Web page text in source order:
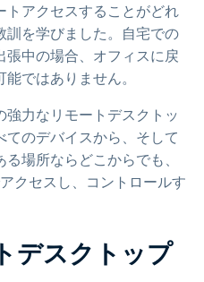
アクセスすることがどれ
訓を学びました。自宅での
中の場合、オフィスに戻
ではありません。
力なリモートデスクトッ
のデバイスから、そして
場所ならどこからでも、
クセスし、コントロールす
デスクトップ